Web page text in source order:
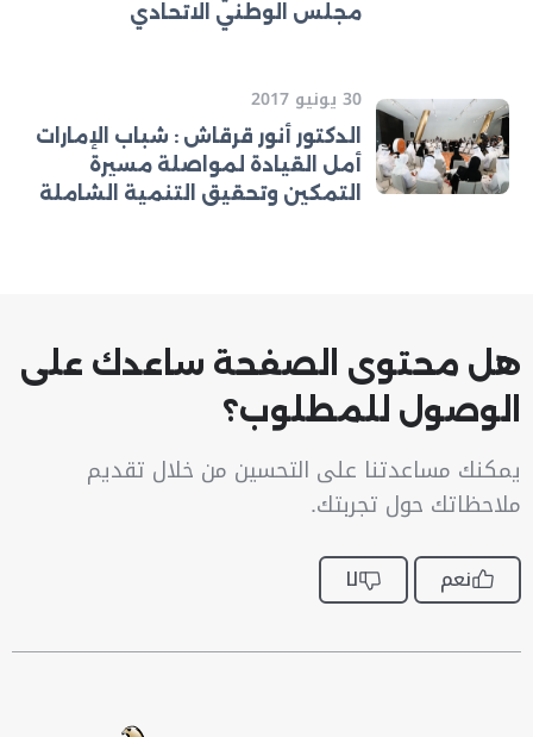
مجلس الوطني الاتحادي
30 يونيو 2017
الدكتور أنور قرقاش : شباب الإمارات
أمل القيادة لمواصلة مسيرة
التمكين وتحقيق التنمية الشاملة
هل محتوى الصفحة ساعدك على
الوصول للمطلوب؟
يمكنك مساعدتنا على التحسين من خلال تقديم
ملاحظاتك حول تجربتك.
نعم لا